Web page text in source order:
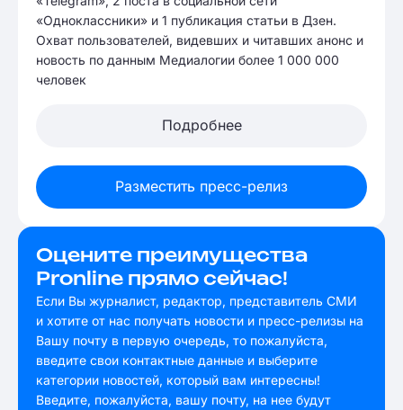
«Одноклассники» и 1 публикация статьи в Дзен.
Охват пользователей, видевших и читавших анонс и
новость по данным Медиалогии более 1 000 000
человек
Подробнее
Разместить пресс-релиз
Оцените преимущества
Pronline прямо сейчас!
Если Вы журналист, редактор, представитель СМИ
и хотите от нас получать новости и пресс-релизы на
Вашу почту в первую очередь, то пожалуйста,
введите свои контактные данные и выберите
категории новостей, который вам интересны!
Введите, пожалуйста, вашу почту, на нее будут